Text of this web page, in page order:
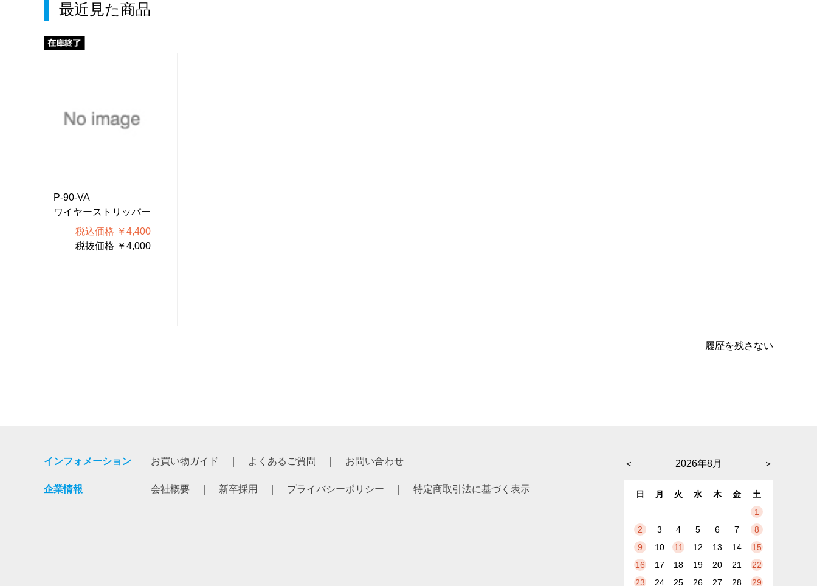
最近見た商品
P-90-VA
ワイヤーストリッパー
税込価格 ￥4,400
税抜価格 ￥4,000
履歴を残さない
インフォメーション お買い物ガイド よくあるご質問 お問い合わせ
企業情報 会社概要 新卒採用 プライバシーポリシー 特定商取引法に基づく表示
＜ ＞
2026年8月
日 月 火 水 木 金
土
1
2
3 4 5 6 7
8
9
10 11 12 13 14
15
16
17 18 19 20 21
22
23
24 25 26 27 28 29